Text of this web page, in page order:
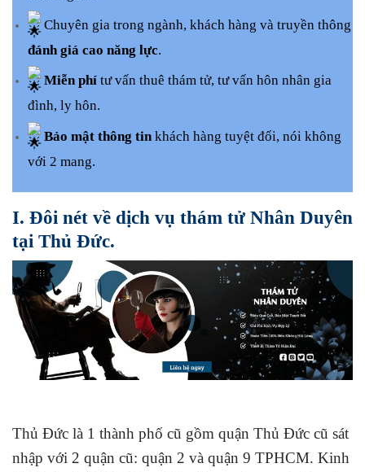
Chuyên gia trong ngành, khách hàng và truyền thông
đánh giá cao năng lực.
Miễn phítư vấn thuê thám tử, tư vấn hôn nhân gia
đình, ly hôn.
Bảo mật thông tinkhách hàng tuyệt đối, nói không
với 2 mang.
I. Đôi nét về dịch vụ thám tử Nhân Duyên
tại Thủ Đức.
Thủ Đức là 1 thành phố cũ gồm quận Thủ Đức cũ sát
nhập với 2 quận cũ: quận 2 và quận 9 TPHCM. Kinh